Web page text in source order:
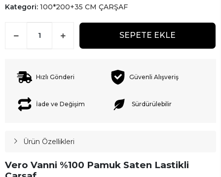
Kategori: 100*200+35 CM ÇARŞAF
SEPETE EKLE
Hızlı Gönderi Güvenli Alışveriş
İade ve Değişim Sürdürülebilir
Ürün Özellikleri
Vero Vanni %100 Pamuk Saten Lastikli